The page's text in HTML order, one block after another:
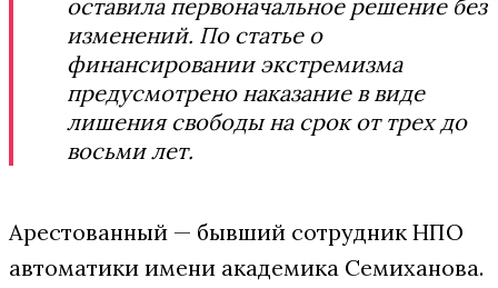
оставила первоначальное решение без
изменений. По статье о
финансировании экстремизма
предусмотрено наказание в виде
лишения свободы на срок от трех до
восьми лет.
Арестованный — бывший сотрудник НПО
автоматики имени академика Семиханова.